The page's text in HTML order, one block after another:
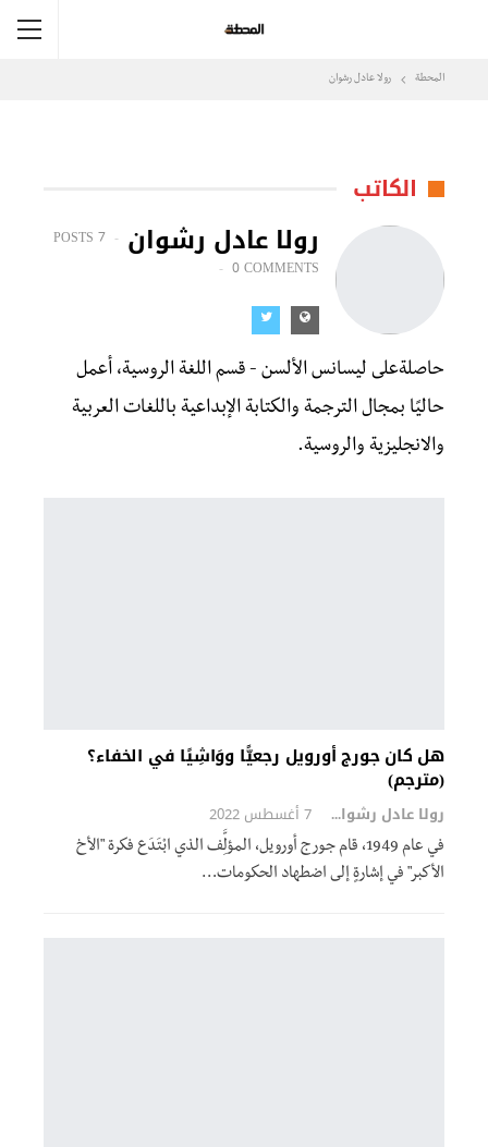
المحطة رولا عادل رشوان
الكاتب
رولا عادل رشوان
7 POSTS
0 COMMENTS
حاصلةعلى ليسانس الألسن - قسم اللغة الروسية، أعمل
حاليًا بمجال الترجمة والكتابة الإبداعية باللغات العربية
والانجليزية والروسية.
هل كان جورج أورويل رجعيًّا ووَاشِيًا في الخفاء؟
(مترجم)
رولا عادل رشوان 7 أغسطس 2022
في عام 1949، قام جورج أورويل، المؤلَِّف الذي ابْتَدَع فكرة "الأخ
الأكبر" في إشارةٍ إلى اضطهاد الحكومات…